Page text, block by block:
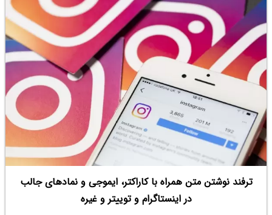
ترفند نوشتن متن همراه با کاراکتر، ایموجی و نمادهای جالب
در اینستاگرام و توییتر و غیره